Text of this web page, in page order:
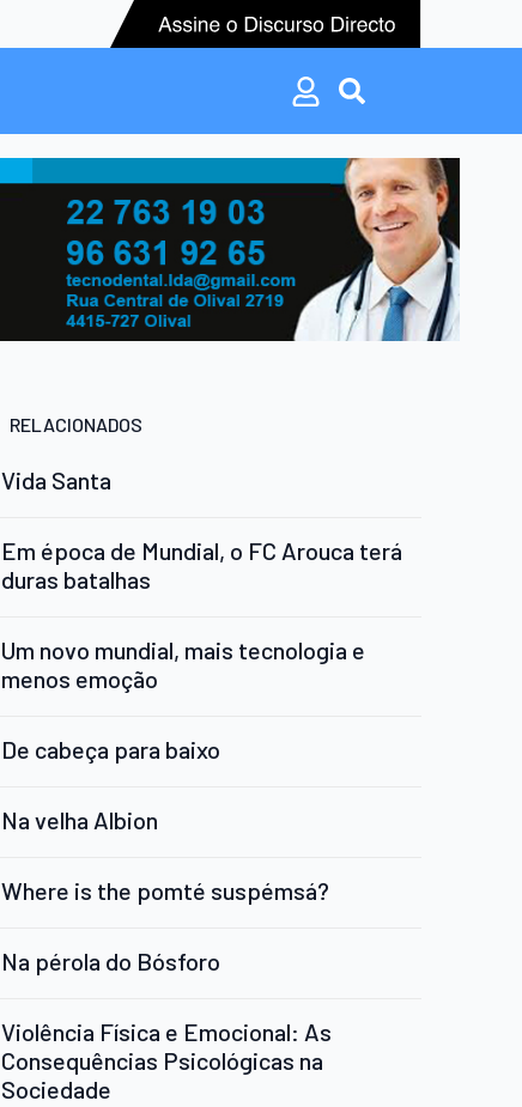
Search
for:
Search
for:
RELACIONADOS
Vida Santa
Em época de Mundial, o FC Arouca terá
duras batalhas
Um novo mundial, mais tecnologia e
menos emoção
De cabeça para baixo
Na velha Albion
Where is the pomté suspémsá?
Na pérola do Bósforo
Violência Física e Emocional: As
Consequências Psicológicas na
Sociedade